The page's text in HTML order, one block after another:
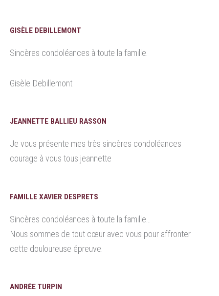
GISÈLE DEBILLEMONT
Sincères condoléances à toute la famille.
Gisèle Debillemont
JEANNETTE BALLIEU RASSON
Je vous présente mes très sincères condoléances
courage à vous tous jeannette
FAMILLE XAVIER DESPRETS
Sincères condoléances à toute la famille…
Nous sommes de tout cœur avec vous pour affronter
cette douloureuse épreuve.
ANDRÉE TURPIN